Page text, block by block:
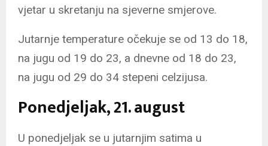
vjetar u skretanju na sjeverne smjerove.
Jutarnje temperature očekuje se od 13 do 18,
na jugu od 19 do 23, a dnevne od 18 do 23,
na jugu od 29 do 34 stepeni celzijusa.
Ponedjeljak, 21. august
U ponedjeljak se u jutarnjim satima u